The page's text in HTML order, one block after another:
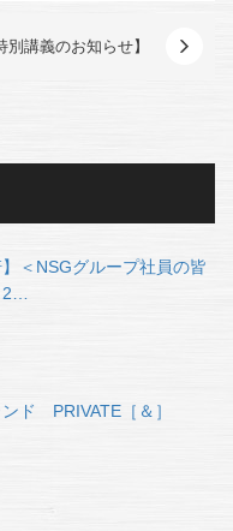
講義のお知らせ】
】＜NSGグループ社員の皆
2…
ド PRIVATE［＆］